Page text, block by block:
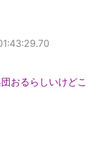
おるらしいけどこ